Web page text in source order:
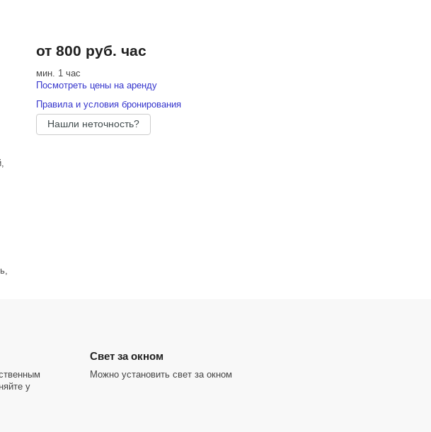
от 800 руб. час
мин. 1 час
Посмотреть цены на аренду
Правила и условия бронирования
Нашли неточность?
у
Cвет за окном
Можно установить свет за окном